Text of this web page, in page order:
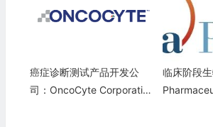
癌症诊断测试产品开发公
司：OncoCyte Corporation
临床阶段